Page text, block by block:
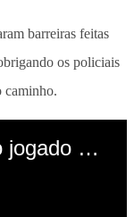
barreiras feitas
os policiais
caminho.